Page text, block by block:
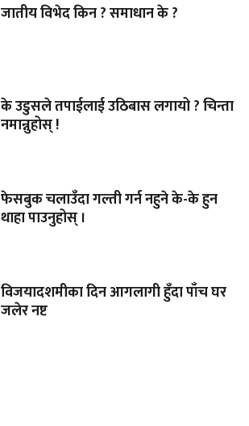
जातीय विभेद किन ? समाधान के ?
के उडुसले तपाईलाई उठिबास लगायो ? चिन्ता
नमान्नुहोस् !
फेसबुक चलाउँदा गल्ती गर्न नहुने के-के हुन
थाहा पाउनुहोस् ।
विजयादशमीका दिन आगलागी हुँदा पाँच घर
जलेर नष्ट